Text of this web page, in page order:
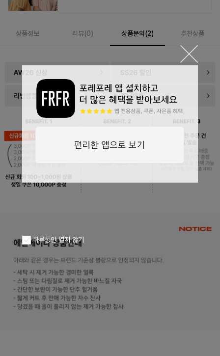
상품정보 리뷰(0) 상품문의(2) 추천상품
하루동안 열지 않기